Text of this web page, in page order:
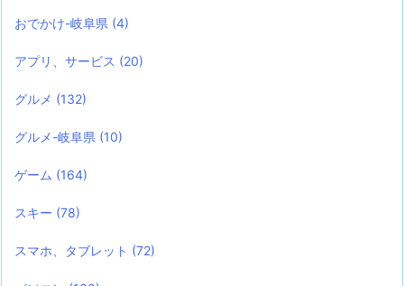
おでかけ-岐阜県 (4)
アプリ、サービス (20)
グルメ (132)
グルメ-岐阜県 (10)
ゲーム (164)
スキー (78)
スマホ、タブレット (72)